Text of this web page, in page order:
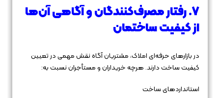
۷. رفتار مصرف‌کنندگان و آگاهی آن‌ها
از کیفیت ساختمان
در بازارهای حرفه‌ای املاک، مشتریان آگاه نقش مهمی در تعیین
کیفیت ساخت دارند. هرچه خریداران و مستأجران نسبت به:
استانداردهای ساخت